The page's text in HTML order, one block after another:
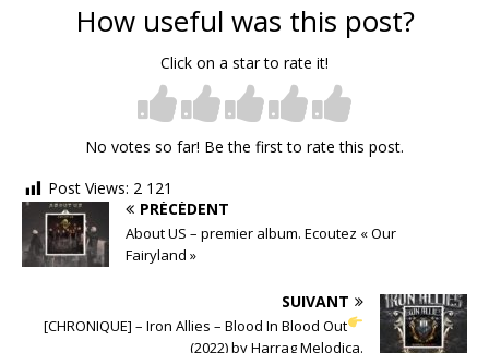
How useful was this post?
Click on a star to rate it!
No votes so far! Be the first to rate this post.
Post Views: 2 121
PRÉCÉDENT
About US – premier album. Ecoutez « Our
Fairyland »
SUIVANT
[CHRONIQUE] – Iron Allies – Blood In Blood Out
(2022) by Harrag Melodica.